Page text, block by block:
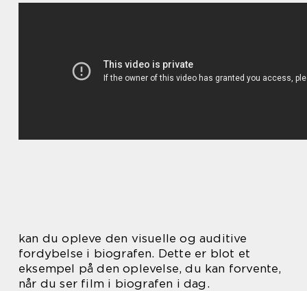
kan du opleve den visuelle og auditive
fordybelse i biografen. Dette er blot et
eksempel på den oplevelse, du kan forvente,
når du ser film i biografen i dag.